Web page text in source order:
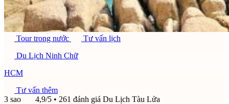
Tour trong nước
Tư vấn lịch
Du Lịch Ninh Chữ
HCM
Tư vấn thêm
3 sao
4,9/5 • 261 đánh giá Du Lịch Tàu Lửa